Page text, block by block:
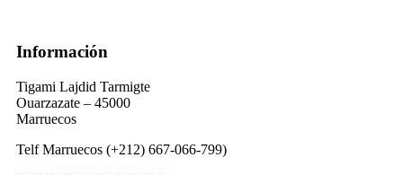
Información
Tigami Lajdid Tarmigte
Ouarzazate – 45000
Marruecos
Telf Marruecos (+212) 667-066-799)